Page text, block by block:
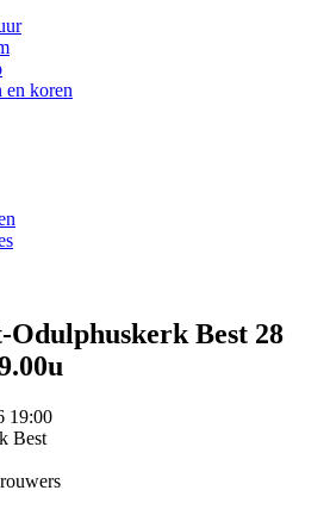
en koren
Best 28
19:00
Best